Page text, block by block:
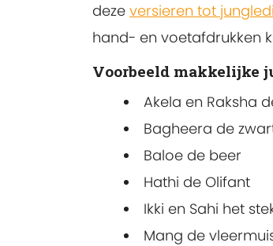
deze versieren tot
hand- en voetafdrukken
Voorbeeld makkelijke
Akela en Raksha
Bagheera de
Baloe de beer
Hathi de Olifant
Ikki en Sahi het
Mang de